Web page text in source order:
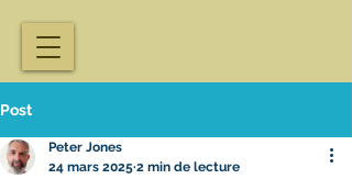
Post
Peter Jones
24 mars 2025 2 min de lecture